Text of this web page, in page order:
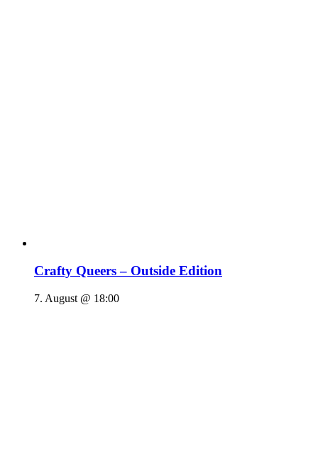
Crafty Queers – Outside Edition
7. August @ 18:00